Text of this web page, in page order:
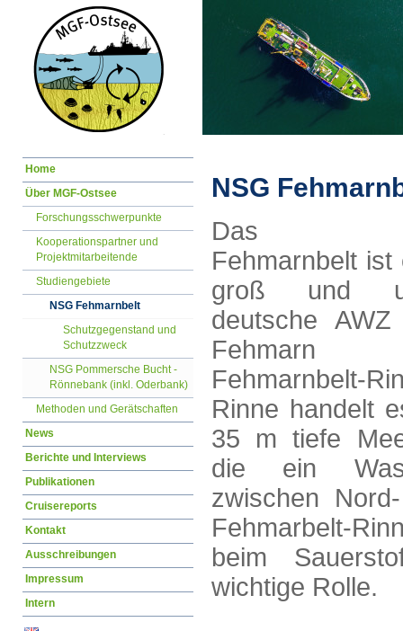
NSG
Das
Fehmarnbelt ist
groß und
deutsche
Fehmarnbelt-
Rinne handelt
35 m tiefe
die ein
zwischen
Fehmarbelt-
beim
wichtige Rolle.
Navigation
Home
Über MGF-Ostsee
Forschungsschwerpunkte
Kooperationspartner und
Projektmitarbeitende
Studiengebiete
NSG Fehmarnbelt
Schutzgegenstand und
Schutzzweck
NSG Pommersche Bucht -
Rönnebank (inkl. Oderbank)
Methoden und Gerätschaften
News
Berichte und Interviews
Publikationen
Cruisereports
Kontakt
Ausschreibungen
Impressum
Intern